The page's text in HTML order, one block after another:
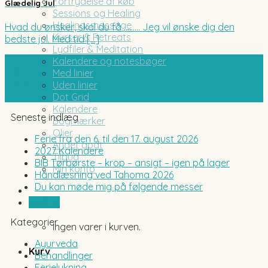
Sessions og Healing
Healingsmassage
Kurser & Retreats
Lydfiler & Meditation
Kalendere og notesbøger
Med linier
Uden linier
Dot Grid
Kalendere
Bogmærker
Olier
Andet godt
Tilbud
Min konto
Ingen varer i kurven.
Kurv
Glædelig Jul
Hvad du ønsker, skal du få ……… Jeg vil ønske dig den
bedste jul. Med tid [...]
Seneste indlæg
Ferie fra den 6. til den 17. august 2026
2027 Kalendere
BIB Tørbørste – krop – ansigt – igen på lager
Håndlæsning ved Tahoma 2026
Du kan møde mig på følgende messer
Kategorier
Ayurveda
Behandlinger